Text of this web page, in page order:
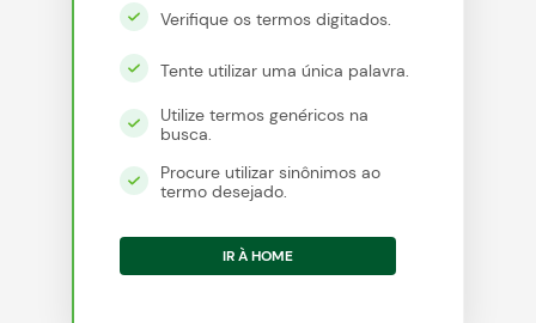
Verifique os termos digitados.
Tente utilizar uma única palavra.
Utilize termos genéricos na
busca.
Procure utilizar sinônimos ao
termo desejado.
IR À HOME